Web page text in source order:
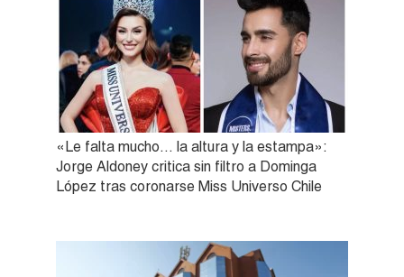
«Le falta mucho… la altura y la estampa»:
Jorge Aldoney critica sin filtro a Dominga
López tras coronarse Miss Universo Chile